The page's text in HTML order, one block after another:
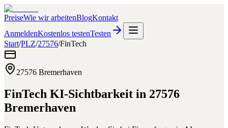
PreiseWie wir arbeitenBlogKontakt
AnmeldenKostenlos testenTesten
Start/PLZ/27576/FinTech
27576 Bremerhaven
FinTech KI-Sichtbarkeit in 27576
Bremerhaven